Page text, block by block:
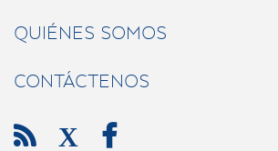
QUIÉNES SOMOS
CONTÁCTENOS
 X 